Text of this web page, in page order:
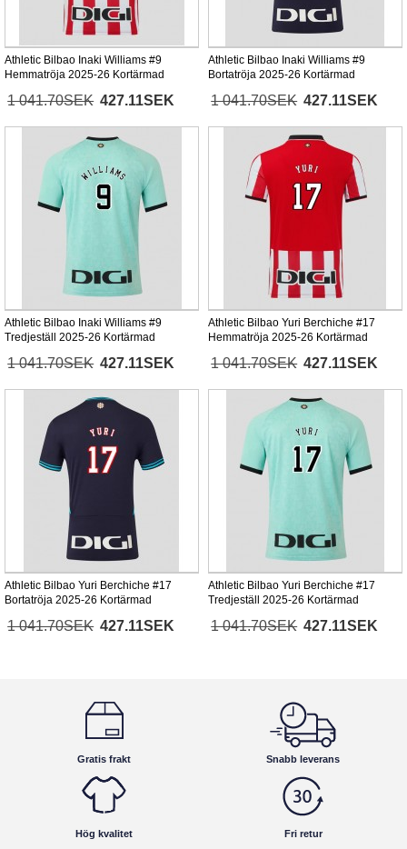
Athletic Bilbao Inaki Williams #9
Hemmatröja 2025-26 Kortärmad
1 041.70SEK 427.11SEK
Athletic Bilbao Inaki Williams #9
Bortatröja 2025-26 Kortärmad
1 041.70SEK 427.11SEK
Athletic Bilbao Inaki Williams #9
Tredjeställ 2025-26 Kortärmad
1 041.70SEK 427.11SEK
Athletic Bilbao Yuri Berchiche #17
Hemmatröja 2025-26 Kortärmad
1 041.70SEK 427.11SEK
Athletic Bilbao Yuri Berchiche #17
Bortatröja 2025-26 Kortärmad
1 041.70SEK 427.11SEK
Athletic Bilbao Yuri Berchiche #17
Tredjeställ 2025-26 Kortärmad
1 041.70SEK 427.11SEK
Gratis frakt Snabb leverans
Hög kvalitet Fri retur